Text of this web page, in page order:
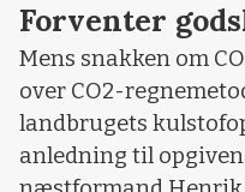
Forventer
Mens snakken om
over CO2-
landbrugets
anledning til